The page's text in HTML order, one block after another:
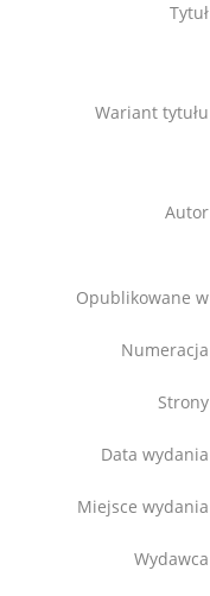
Tytuł
Wariant tytułu
Autor
Opublikowane w
Numeracja
Strony
Data wydania
Miejsce wydania
Wydawca